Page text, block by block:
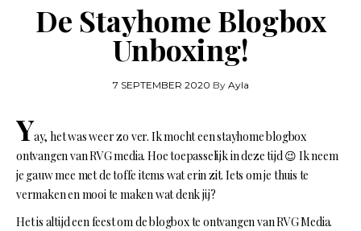
De Stayhome Blogbox
Unboxing!
7 SEPTEMBER 2020 By Ayla
Yay, het was weer zo ver. Ik mocht een stayhome blogbox
ontvangen van RVG media. Hoe toepasselijk in deze tijd 😉 Ik neem
je gauw mee met de toffe items wat erin zit. Iets om je thuis te
vermaken en mooi te maken wat denk jij?
Het is altijd een feest om de blogbox te ontvangen van RVG Media.